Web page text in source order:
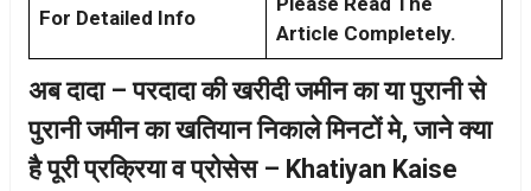
For Detailed Info
Article Completely.
अब दादा – परदादा की खरीदी जमीन का या पुरानी से
पुरानी जमीन का खतियान निकाले मिनटों मे, जाने क्या
है पूरी प्रक्रिया व प्रोसेस – Khatiyan Kaise